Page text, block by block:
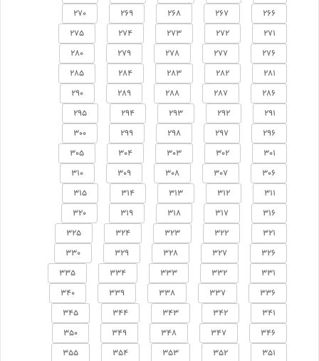
266
267
268
269
270
271
272
273
274
275
276
277
278
279
280
281
282
283
284
285
286
287
288
289
290
291
292
293
294
295
296
297
298
299
300
301
302
303
304
305
306
307
308
309
310
311
312
313
314
315
316
317
318
319
320
321
322
323
324
325
326
327
328
329
330
331
332
333
334
335
336
337
338
339
340
341
342
343
344
345
346
347
348
349
350
351
352
353
354
355